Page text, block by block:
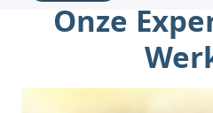
Onze